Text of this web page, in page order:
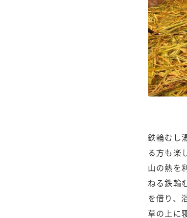
鉄輪むし
る方も楽
山の熱を
ねる鉄輪
を借り、
草の上に